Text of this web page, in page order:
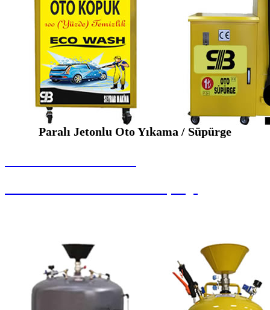
Paralı Jetonlu Oto Yıkama / Süpürge